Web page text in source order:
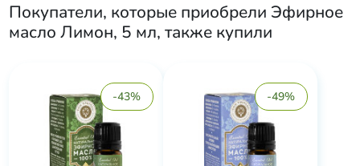
Покупатели, которые приобрели Эфирное
масло Лимон, 5 мл, также купили
-43% -49%